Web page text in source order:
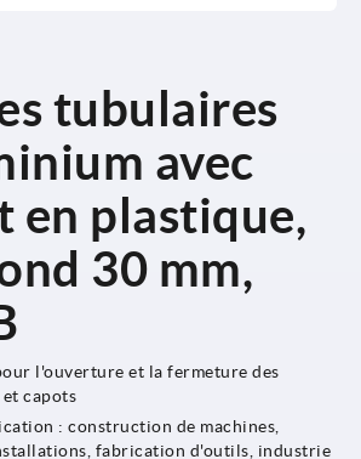
tubulaires
avec
en plastique,
30 mm,
l'ouverture et la fermeture des
capots
: construction de machines,
fabrication d'outils, industrie